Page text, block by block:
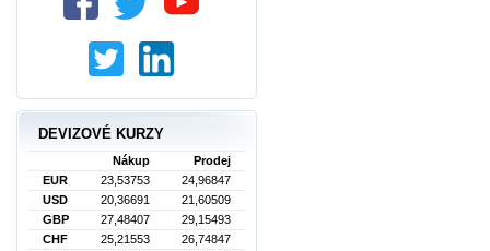
DEVIZOVÉ KURZY
Nákup
Prodej
EUR
23,53753
24,96847
USD
20,36691
21,60509
GBP
27,48407
29,15493
CHF
25,21553
26,74847